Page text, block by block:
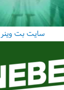
سایت بت وینر